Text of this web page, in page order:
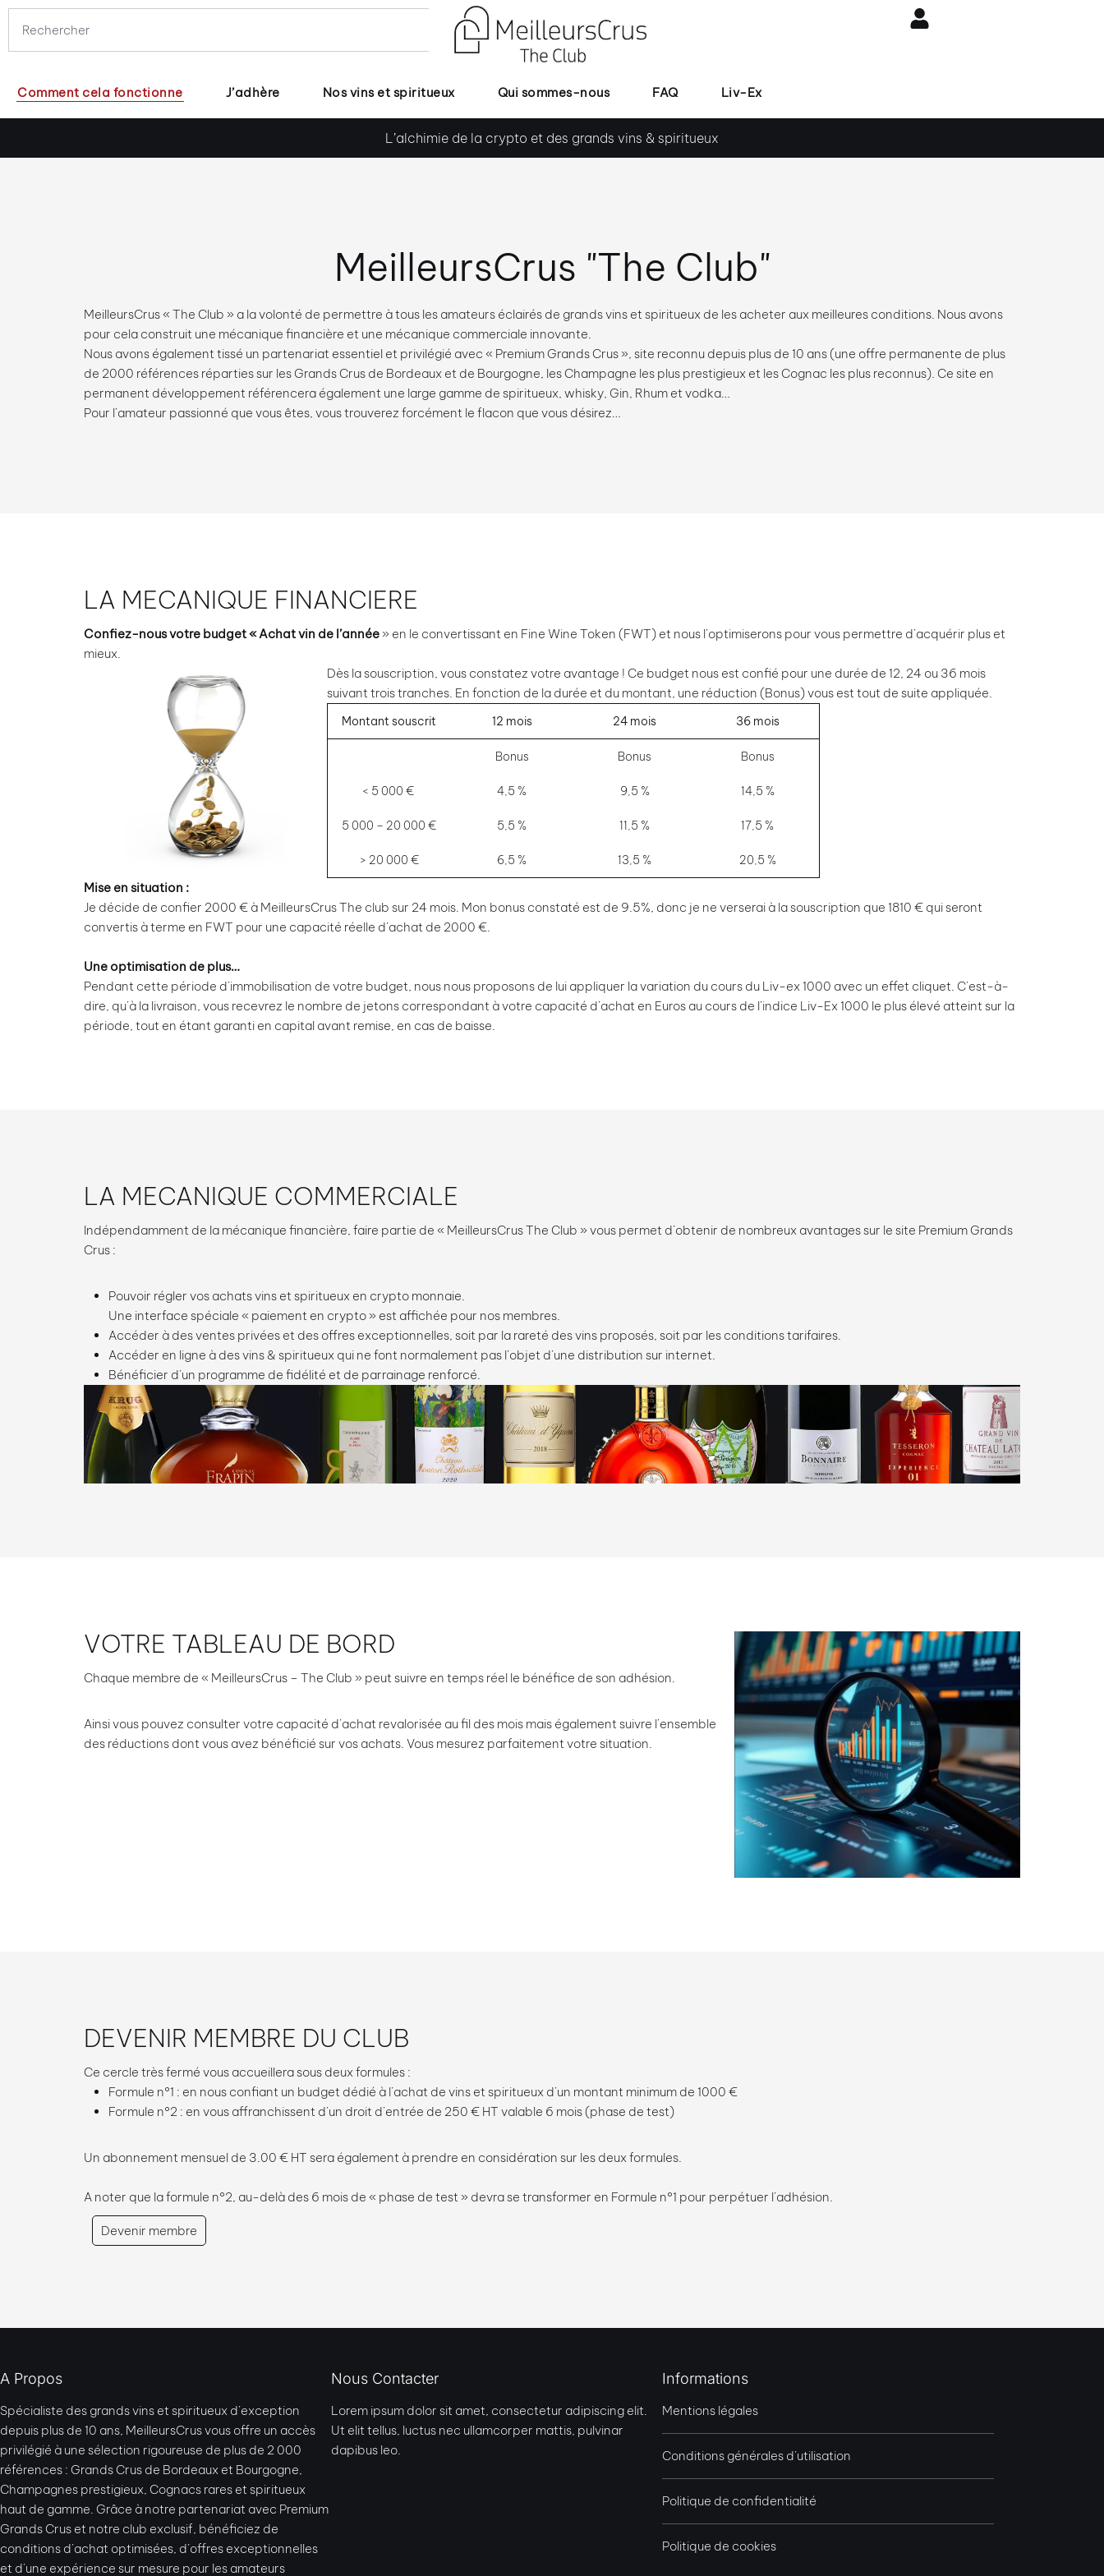
Comment cela fonctionne J’adhère Nos vins et spiritueux Qui sommes-nous FAQ Liv-Ex
L’alchimie de la crypto et des grands vins & spiritueux
MeilleursCrus "The Club"
MeilleursCrus « The Club » a la volonté de permettre à tous les amateurs éclairés de grands vins et spiritueux de les acheter aux meilleures conditions. Nous avons
pour cela construit une mécanique financière et une mécanique commerciale innovante.
Nous avons également tissé un partenariat essentiel et privilégié avec « Premium Grands Crus », site reconnu depuis plus de 10 ans (une offre permanente de plus
de 2000 références réparties sur les Grands Crus de Bordeaux et de Bourgogne, les Champagne les plus prestigieux et les Cognac les plus reconnus). Ce site en
permanent développement référencera également une large gamme de spiritueux, whisky, Gin, Rhum et vodka…
Pour l’amateur passionné que vous êtes, vous trouverez forcément le flacon que vous désirez…
LA MECANIQUE FINANCIERE
Confiez-nous votre budget « Achat vin de l’année » en le convertissant en Fine Wine Token (FWT) et nous l’optimiserons pour vous permettre d’acquérir plus et
mieux.
Dès la souscription, vous constatez votre avantage ! Ce budget nous est confié pour une durée de 12, 24 ou 36 mois
suivant trois tranches. En fonction de la durée et du montant, une réduction (Bonus) vous est tout de suite appliquée.
Montant souscrit
< 5 000 €
5 000 – 20 000 €
> 20 000 €
12 mois
Bonus
4,5 %
5,5 %
6,5 %
24 mois
Bonus
9,5 %
11,5 %
13,5 %
36 mois
Bonus
14,5 %
17,5 %
20,5 %
Mise en situation :
Je décide de confier 2000 € à MeilleursCrus The club sur 24 mois. Mon bonus constaté est de 9.5%, donc je ne verserai à la souscription que 1810 € qui seront
convertis à terme en FWT pour une capacité réelle d’achat de 2000 €.
Une optimisation de plus…
Pendant cette période d’immobilisation de votre budget, nous nous proposons de lui appliquer la variation du cours du Liv-ex 1000 avec un effet cliquet. C’est-à-
dire, qu’à la livraison, vous recevrez le nombre de jetons correspondant à votre capacité d’achat en Euros au cours de l’indice Liv-Ex 1000 le plus élevé atteint sur la
période, tout en étant garanti en capital avant remise, en cas de baisse.
LA MECANIQUE COMMERCIALE
Indépendamment de la mécanique financière, faire partie de « MeilleursCrus The Club » vous permet d’obtenir de nombreux avantages sur le site Premium Grands
Crus :
Pouvoir régler vos achats vins et spiritueux en crypto monnaie.
Une interface spéciale « paiement en crypto » est affichée pour nos membres.
Accéder à des ventes privées et des offres exceptionnelles, soit par la rareté des vins proposés, soit par les conditions tarifaires.
Accéder en ligne à des vins & spiritueux qui ne font normalement pas l’objet d’une distribution sur internet.
Bénéficier d’un programme de fidélité et de parrainage renforcé.
VOTRE TABLEAU DE BORD
Chaque membre de « MeilleursCrus – The Club » peut suivre en temps réel le bénéfice de son adhésion.
Ainsi vous pouvez consulter votre capacité d’achat revalorisée au fil des mois mais également suivre l’ensemble
des réductions dont vous avez bénéficié sur vos achats. Vous mesurez parfaitement votre situation.
DEVENIR MEMBRE DU CLUB
Ce cercle très fermé vous accueillera sous deux formules :
Formule n°1 : en nous confiant un budget dédié à l’achat de vins et spiritueux d’un montant minimum de 1000 €
Formule n°2 : en vous affranchissent d’un droit d’entrée de 250 € HT valable 6 mois (phase de test)
Un abonnement mensuel de 3.00 € HT sera également à prendre en considération sur les deux formules.
A noter que la formule n°2, au-delà des 6 mois de « phase de test » devra se transformer en Formule n°1 pour perpétuer l’adhésion.
Devenir membre
A Propos
Spécialiste des grands vins et spiritueux d’exception
depuis plus de 10 ans, MeilleursCrus vous offre un accès
privilégié à une sélection rigoureuse de plus de 2 000
références : Grands Crus de Bordeaux et Bourgogne,
Champagnes prestigieux, Cognacs rares et spiritueux
haut de gamme. Grâce à notre partenariat avec Premium
Grands Crus et notre club exclusif, bénéficiez de
conditions d’achat optimisées, d’offres exceptionnelles
et d’une expérience sur mesure pour les amateurs
Nous Contacter
Lorem ipsum dolor sit amet, consectetur adipiscing elit.
Ut elit tellus, luctus nec ullamcorper mattis, pulvinar
dapibus leo.
Informations
Mentions légales
Conditions générales d’utilisation
Politique de confidentialité
Politique de cookies